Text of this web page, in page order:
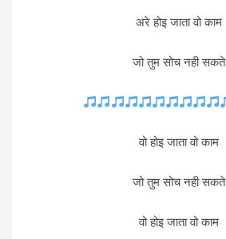
अरे होइ जाता वो काम
जो तुम सोच नही सकते
वो होइ जाता वो काम
जो तुम सोच नही सकते
वो होइ जाता वो काम